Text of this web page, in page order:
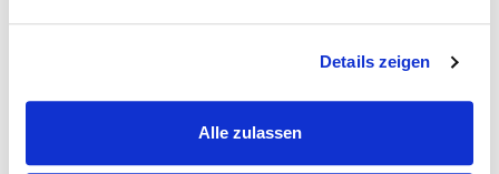
Details zeigen
Alle zulassen